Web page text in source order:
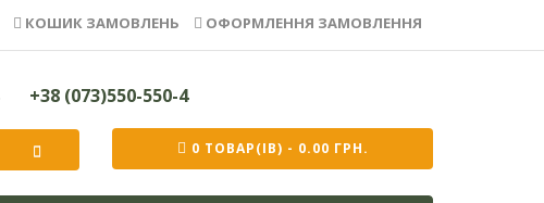
КОШИК ЗАМОВЛЕНЬ ОФОРМЛЕННЯ ЗАМОВЛЕННЯ
+38 (073)550-550-4
0 ТОВАР(ІВ) - 0.00 ГРН.